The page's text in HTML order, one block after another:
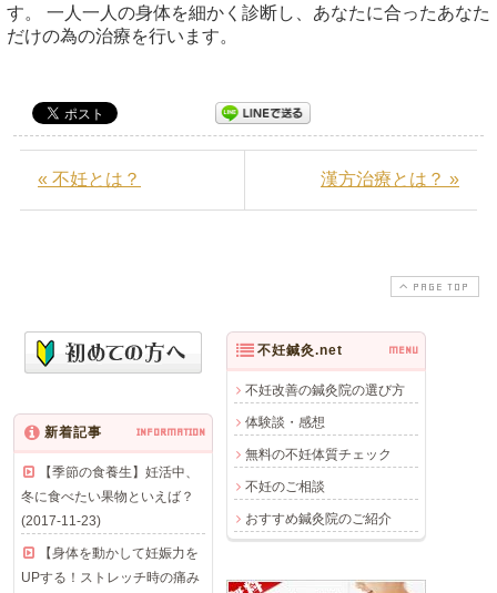
す。 一人一人の身体を細かく診断し、あなたに合ったあなた
だけの為の治療を行います。
« 不妊とは？ 漢方治療とは？ »
PAGE TOP
不妊鍼灸.net MENU
不妊改善の鍼灸院の選び方
体験談・感想
無料の不妊体質チェック
不妊のご相談
おすすめ鍼灸院のご紹介
新着記事 INFORMATION
【季節の食養生】妊活中、
冬に食べたい果物といえば？
(2017-11-23)
【身体を動かして妊娠力を
UPする！ストレッチ時の痛み